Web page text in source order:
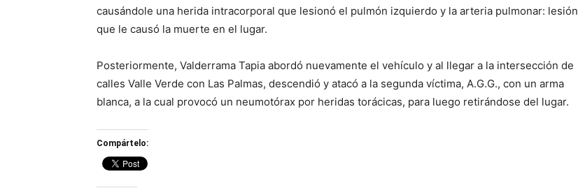
causándole una herida intracorporal que lesionó el pulmón izquierdo y la arteria pulmonar: lesión
que le causó la muerte en el lugar.
Posteriormente, Valderrama Tapia abordó nuevamente el vehículo y al llegar a la intersección de
calles Valle Verde con Las Palmas, descendió y atacó a la segunda víctima, A.G.G., con un arma
blanca, a la cual provocó un neumotórax por heridas torácicas, para luego retirándose del lugar.
Compártelo: